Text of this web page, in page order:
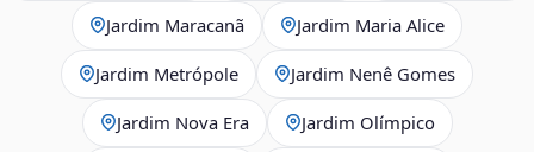
Jardim Maracanã Jardim Maria Alice
Jardim Metrópole Jardim Nenê Gomes
Jardim Nova Era Jardim Olímpico